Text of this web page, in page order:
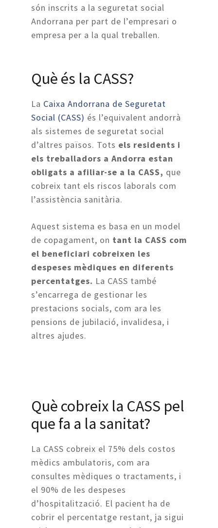
són inscrits a la seguretat social
Andorrana per part de l’empresari o
empresa per a la qual treballen.
Què és la CASS?
La Caixa Andorrana de Seguretat
Social (CASS) és l’equivalent andorrà
als sistemes de seguretat social
d’altres països. Tots els residents i
els treballadors a Andorra estan
obligats a afiliar-se a la CASS, que
cobreix tant els riscos laborals com
l’assistència sanitària.
Aquest sistema es basa en un model
de copagament, on tant la CASS com
el beneficiari cobreixen les
despeses mèdiques en diferents
percentatges. La CASS també
s’encarrega de gestionar les
prestacions socials, com ara les
pensions de jubilació, invalidesa, i
altres ajudes.
Què cobreix la CASS pel
que fa a la sanitat?
La CASS cobreix el 75% dels costos
mèdics ambulatoris, com ara
consultes mèdiques o tractaments, i
el 90% de les despeses
d’hospitalització. El pacient ha de
cobrir el percentatge restant, ja sigui